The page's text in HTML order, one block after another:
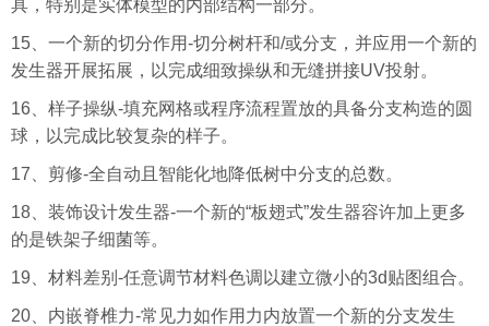
具，特别是实体模型的内部结构一部分。
15、一个新的切分作用-切分树杆和/或分支，并应用一个新的
发生器开展拓展，以完成细致操纵和无缝拼接UV投射。
16、样子操纵-填充网格或程序流程置放的具备分支构造的圆
球，以完成比较复杂的样子。
17、剪修-全自动且智能化地降低树中分支的总数。
18、装饰设计发生器-一个新的“板翅式”发生器容许加上更多
的是铁架子细菌等。
19、材料差别-任意调节材料色调以建立微小的3d贴图组合。
20、内嵌脊椎力-常见力如作用力内放置一个新的分支发生